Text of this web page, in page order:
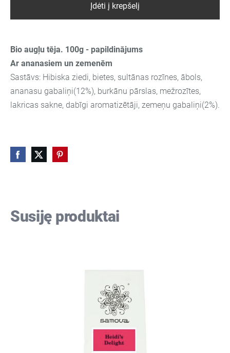
Įdėti į krepšelį
Bio augļu tēja. 100g - papildinājums
Ar ananasiem un zemenēm
Sastāvs: Hibiska ziedi, bietes, sultānas rozīnes, ābols,
ananasu gabaliņi(12%), burkānu pārslas, mežrozītes,
lakricas sakne, dabīgi aromatizētāji, zemeņu gabaliņi(2%).
Susiję produktai